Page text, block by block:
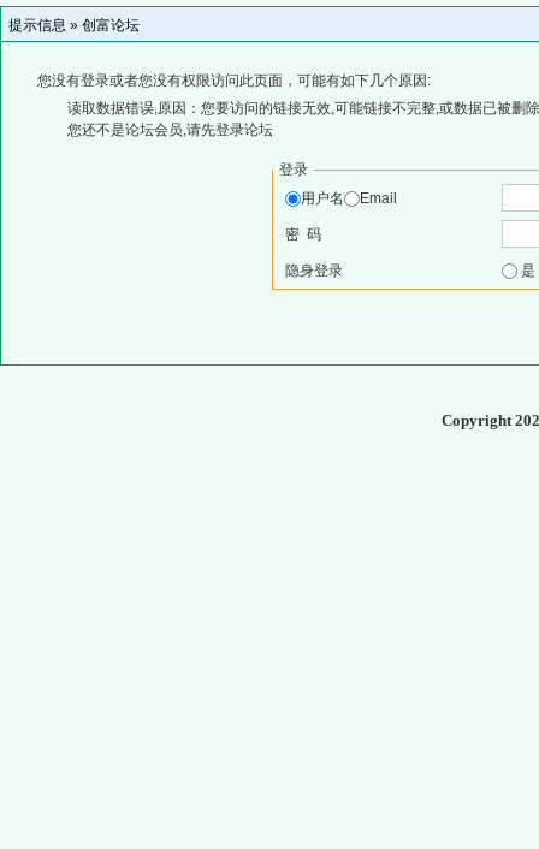
提示信息 » 创富论坛
您没有登录或者您没有权限访问此页面，可能有如下几个原因:
读取数据错误,原因：您要访问的链接无效,可能链接不完整,或数据已被删
您还不是论坛会员,请先登录论坛
登录
用户名
Email
密 码
隐身登录
Copyright